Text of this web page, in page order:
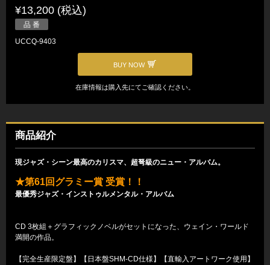
¥13,200 (税込)
品 番
UCCQ-9403
BUY NOW
在庫情報は購入先にてご確認ください。
商品紹介
現ジャズ・シーン最高のカリスマ、超弩級のニュー・アルバム。
★第61回グラミー賞 受賞！！
最優秀ジャズ・インストゥルメンタル・アルバム
CD 3枚組＋グラフィックノベルがセットになった、ウェイン・ワールド
満開の作品。
【完全生産限定盤】【日本盤SHM-CD仕様】【直輸入アートワーク使用】